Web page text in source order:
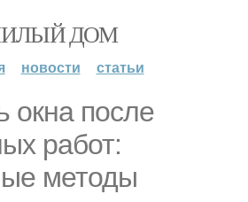
ДОМ
новости статьи
окна после
работ:
методы